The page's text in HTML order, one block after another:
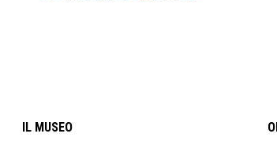
IL MUSEO